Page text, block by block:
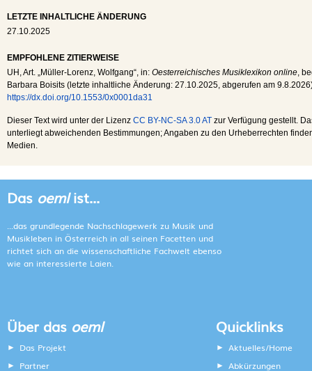
LETZTE INHALTLICHE ÄNDERUNG
27.10.2025
EMPFOHLENE ZITIERWEISE
UH , Art. „Müller-Lorenz, Wolfgang“, in: Oesterreichisches Musiklexikon online ,
Barbara Boisits (letzte inhaltliche Änderung: 27.10.2025 , abgerufen am 9.8.2026
https://dx.doi.org/10.1553/0x0001da31
Dieser Text wird unter der Lizenz CC BY-NC-SA 3.0 AT zur Verfügung gestellt.
unterliegt abweichenden Bestimmungen; Angaben zu den Urheberrechten
Medien.
Das oemlist...
...das grundlegende Nachschlagewerk zu Musik und
Musikleben in Österreich in all seinen Facetten und
richtet sich an die wissenschaftliche Fachwelt ebenso
wie an interessierte Laien.
Über das oeml
Das Projekt
Partner
Quicklinks
Aktuelles/Home
Abkürzungen